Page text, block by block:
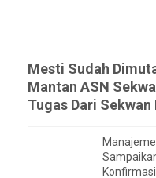
Mesti Sudah
Mantan ASN
Tugas Dari Sekwan
Konfirmasi